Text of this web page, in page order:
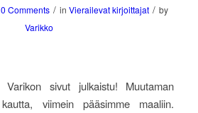
0 Comments / in Vierailevat kirjoittajat / by
Varikko
sivut julkaistu! Muutaman
viimein pääsimme maaliin.